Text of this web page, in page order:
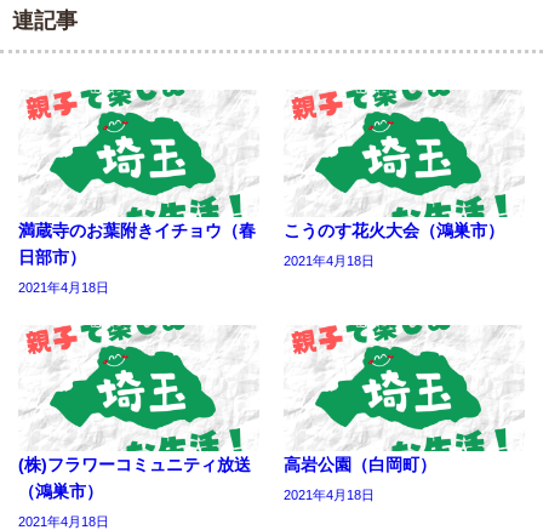
連記事
満蔵寺のお葉附きイチョウ（春
日部市）
2021年4月18日
こうのす花火大会（鴻巣市）
2021年4月18日
(株)フラワーコミュニティ放送
（鴻巣市）
2021年4月18日
高岩公園（白岡町）
2021年4月18日